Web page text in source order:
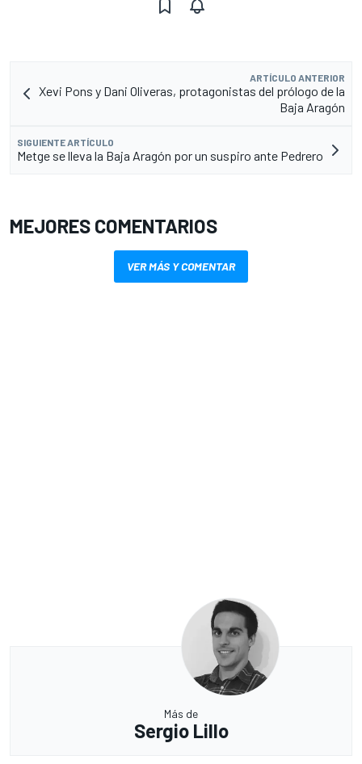
ARTÍCULO ANTERIOR
Xevi Pons y Dani Oliveras, protagonistas del prólogo de la
Baja Aragón
SIGUIENTE ARTÍCULO
Metge se lleva la Baja Aragón por un suspiro ante Pedrero
MEJORES COMENTARIOS
VER MÁS Y COMENTAR
Más de
Sergio Lillo